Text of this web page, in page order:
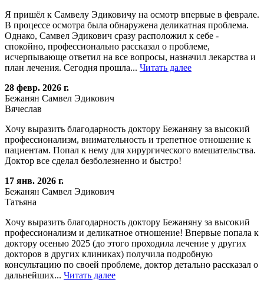
Я пришёл к Самвелу Эдиковичу на осмотр впервые в феврале.
В процессе осмотра была обнаружена деликатная проблема.
Однако, Самвел Эдикович сразу расположил к себе -
спокойно, профессионально рассказал о проблеме,
исчерпывающе ответил на все вопросы, назначил лекарства и
план лечения. Сегодня прошла... Читать далее
28 февр. 2026 г.
Бежанян Самвел Эдикович
Вячеслав
Хочу выразить благодарность доктору Бежаняну за высокий
профессионализм, внимательность и трепетное отношение к
пациентам. Попал к нему для хирургического вмешательства.
Доктор все сделал безболезненно и быстро!
17 янв. 2026 г.
Бежанян Самвел Эдикович
Татьяна
Хочу выразить благодарность доктору Бежаняну за высокий
профессионализм и деликатное отношение! Впервые попала к
доктору осенью 2025 (до этого проходила лечение у других
докторов в других клиниках) получила подробную
консультацию по своей проблеме, доктор детально рассказал о
дальнейших... Читать далее